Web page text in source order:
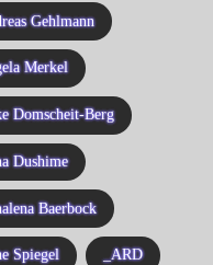
Gehlmann
Merkel
Domscheit-Berg
Dushime
Baerbock
Spiegel _ARD